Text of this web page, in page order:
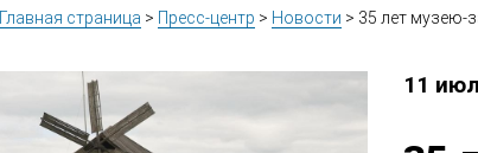
Главная страница > Пресс-центр > Новости > 35 лет музею-
11